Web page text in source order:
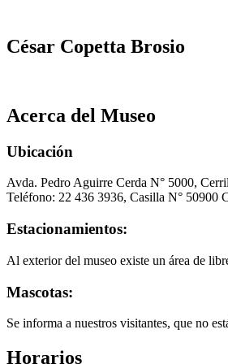
César Copetta Brosio
Acerca del Museo
Ubicación
Avda. Pedro Aguirre Cerda N° 5000,
Teléfono: 22 436 3936, Casilla N° 50900
Estacionamientos:
Al exterior del museo existe un área de
Mascotas:
Se informa a nuestros visitantes, que no
Horarios